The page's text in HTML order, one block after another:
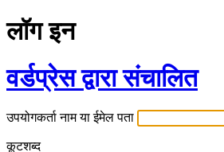
लॉग इन
वर्डप्रेस द्वारा संचालित
उपयोगकर्ता नाम या ईमेल पता
कूटशब्द